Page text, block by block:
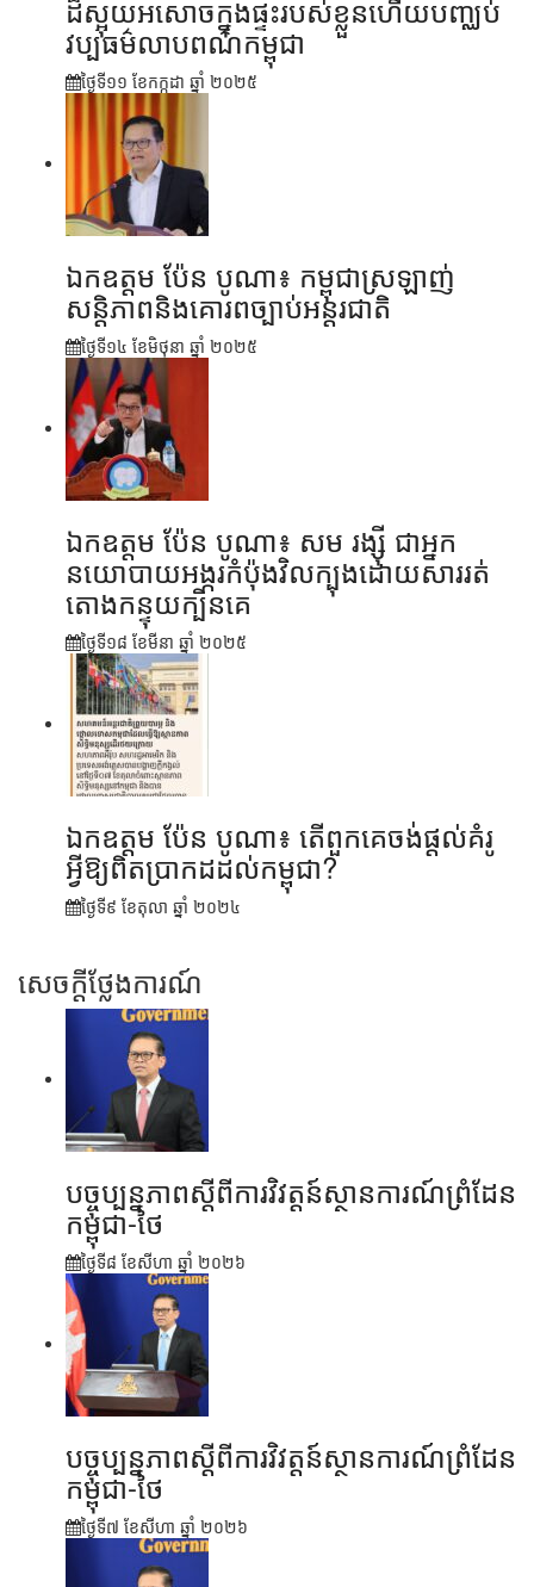
ដ៏ស្អុយអសោចក្នុងផ្ទះរបស់ខ្លួនហើយបញ្ឈប់
វប្បធម៌លាបពណ៌កម្ពុជា
ថ្ងៃទី១១ ខែ​កក្កដា ឆ្នាំ ២០២៥
ឯកឧត្តម ប៉ែន បូណា៖ កម្ពុជាស្រឡាញ់
សន្តិភាពនិងគោរពច្បាប់អន្តរជាតិ
ថ្ងៃទី១៤ ខែ​មិថុនា ឆ្នាំ ២០២៥
ឯកឧត្តម ប៉ែន បូណា៖ សម រង្ស៊ី ជាអ្នក
នយោបាយអង្ករកំប៉ុងវិលក្បុងដោយសាររត់
តោងកន្ទុយក្បិនគេ
ថ្ងៃទី១៨ ខែ​មីនា ឆ្នាំ ២០២៥
ឯកឧត្តម ប៉ែន បូណា៖ តើពួកគេចង់ផ្តល់គំរូ
អ្វីឱ្យពិតប្រាកដដល់កម្ពុជា?
ថ្ងៃទី៩ ខែ​តុលា ឆ្នាំ ២០២៤
សេចក្តីថ្លែងការណ៍
បច្ចុប្បន្នភាពស្ដីពីការវិវត្តន៍ស្ថានការណ៍ព្រំដែន
កម្ពុជា-ថៃ
ថ្ងៃទី៨ ខែ​សីហា ឆ្នាំ ២០២៦
បច្ចុប្បន្នភាពស្ដីពីការវិវត្តន៍ស្ថានការណ៍ព្រំដែន
កម្ពុជា-ថៃ
ថ្ងៃទី៧ ខែ​សីហា ឆ្នាំ ២០២៦